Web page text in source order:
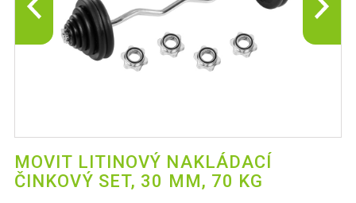
MOVIT LITINOVÝ NAKLÁDACÍ
ČINKOVÝ SET, 30 MM, 70 KG